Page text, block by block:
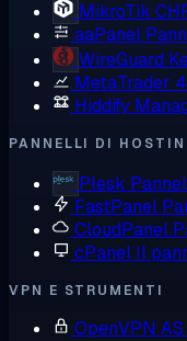
MikroTik
aaPanel
WireGuard
MetaTrader 4
Hiddify
PANNELLI DI
Plesk
FastPanel
CloudPanel
cPanel Il
VPN E STRUMENTI
OpenVPN AS